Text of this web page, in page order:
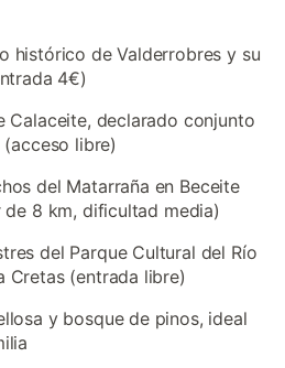
histórico de Valderrobres y su
4€)
Calaceite, declarado conjunto
libre)
del Matarraña en Beceite
8 km, dificultad media)
del Parque Cultural del Río
Cretas (entrada libre)
y bosque de pinos, ideal